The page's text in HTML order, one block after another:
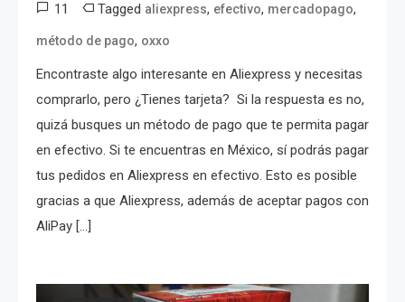
11 Tagged aliexpress, efectivo, mercadopago,
método de pago, oxxo
Encontraste algo interesante en Aliexpress y necesitas
comprarlo, pero ¿Tienes tarjeta? Si la respuesta es no,
quizá busques un método de pago que te permita pagar
en efectivo. Si te encuentras en México, sí podrás pagar
tus pedidos en Aliexpress en efectivo. Esto es posible
gracias a que Aliexpress, además de aceptar pagos con
AliPay […]